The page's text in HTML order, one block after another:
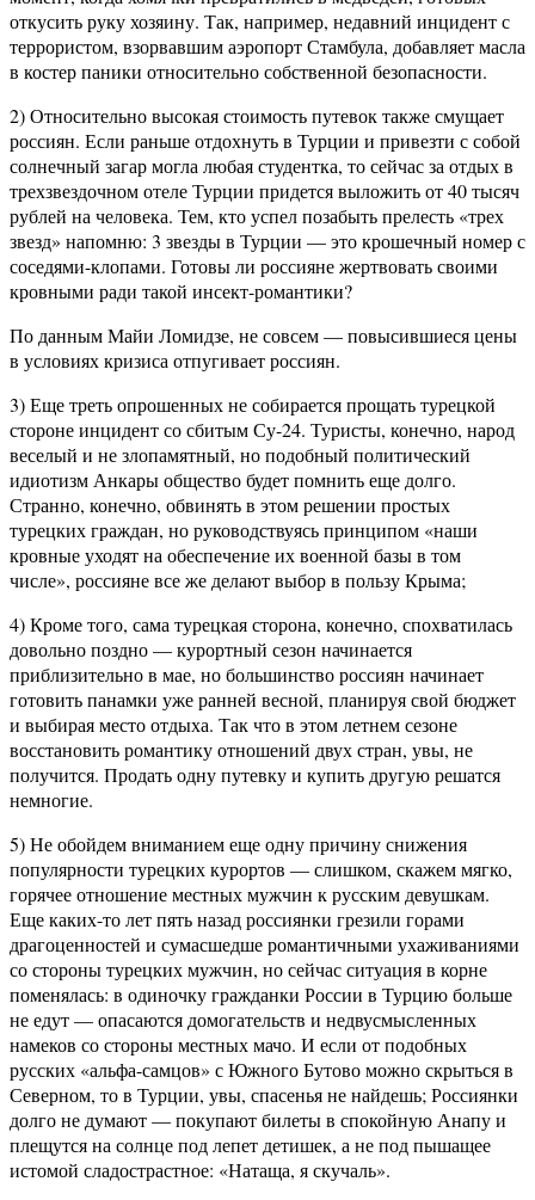
откусить руку хозяину. Так, например, недавний инцидент с
террористом, взорвавшим аэропорт Стамбула, добавляет масла
в костер паники относительно собственной безопасности.
2) Относительно высокая стоимость путевок также смущает
россиян. Если раньше отдохнуть в Турции и привезти с собой
солнечный загар могла любая студентка, то сейчас за отдых в
трехзвездочном отеле Турции придется выложить от 40 тысяч
рублей на человека. Тем, кто успел позабыть прелесть «трех
звезд» напомню: 3 звезды в Турции — это крошечный номер с
соседями-клопами. Готовы ли россияне жертвовать своими
кровными ради такой инсект-романтики?
По данным Майи Ломидзе, не совсем — повысившиеся цены
в условиях кризиса отпугивает россиян.
3) Еще треть опрошенных не собирается прощать турецкой
стороне инцидент со сбитым Су-24. Туристы, конечно, народ
веселый и не злопамятный, но подобный политический
идиотизм Анкары общество будет помнить еще долго.
Странно, конечно, обвинять в этом решении простых
турецких граждан, но руководствуясь принципом «наши
кровные уходят на обеспечение их военной базы в том
числе», россияне все же делают выбор в пользу Крыма;
4) Кроме того, сама турецкая сторона, конечно, спохватилась
довольно поздно — курортный сезон начинается
приблизительно в мае, но большинство россиян начинает
готовить панамки уже ранней весной, планируя свой бюджет
и выбирая место отдыха. Так что в этом летнем сезоне
восстановить романтику отношений двух стран, увы, не
получится. Продать одну путевку и купить другую решатся
немногие.
5) Не обойдем вниманием еще одну причину снижения
популярности турецких курортов — слишком, скажем мягко,
горячее отношение местных мужчин к русским девушкам.
Еще каких-то лет пять назад россиянки грезили горами
драгоценностей и сумасшедше романтичными ухаживаниями
со стороны турецких мужчин, но сейчас ситуация в корне
поменялась: в одиночку гражданки России в Турцию больше
не едут — опасаются домогательств и недвусмысленных
намеков со стороны местных мачо. И если от подобных
русских «альфа-самцов» с Южного Бутово можно скрыться в
Северном, то в Турции, увы, спасенья не найдешь; Россиянки
долго не думают — покупают билеты в спокойную Анапу и
плещутся на солнце под лепет детишек, а не под пышащее
истомой сладострастное: «Натаща, я скучаль».